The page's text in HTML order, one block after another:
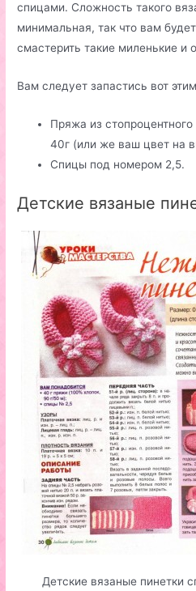
спицами. Сложность такого
минимальная, так что вам
смастерить такие миленькие и
Вам следует запастись вот
Пряжа из
40г (или же ваш цвет на
Спицы под номером 2,5.
Детские вязаные
Детские вязаные пинетки